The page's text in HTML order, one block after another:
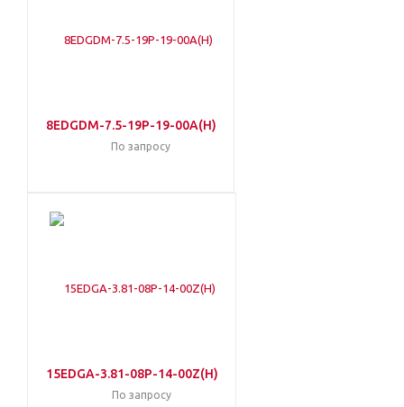
8EDGDM-7.5-19P-19-00A(H)
По запросу
15EDGA-3.81-08P-14-00Z(H)
По запросу